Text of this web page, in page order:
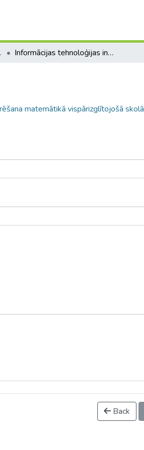
theses Informācijas tehnoloģijas integrēšana matemātikā vispārizglītojošā skolā
matemātikā vispārizglītojošā skolā
Back